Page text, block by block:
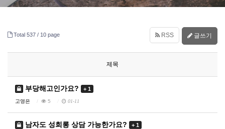
Total 537 / 10 page RSS 글쓰기
제목
부당해고인가요? + 1
고영은 5 01-11
남자도 성희롱 상담 가능한가요? + 1